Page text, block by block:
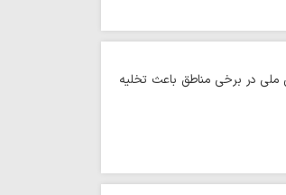
در برخی مناطق باعث تخلیه